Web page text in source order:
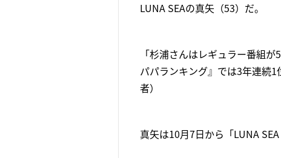
LUNA SEAの真矢（53）だ。
「杉浦さんはレギュラー番組
パパランキング』では3年連続
者）
真矢は10月7日から「LUNA